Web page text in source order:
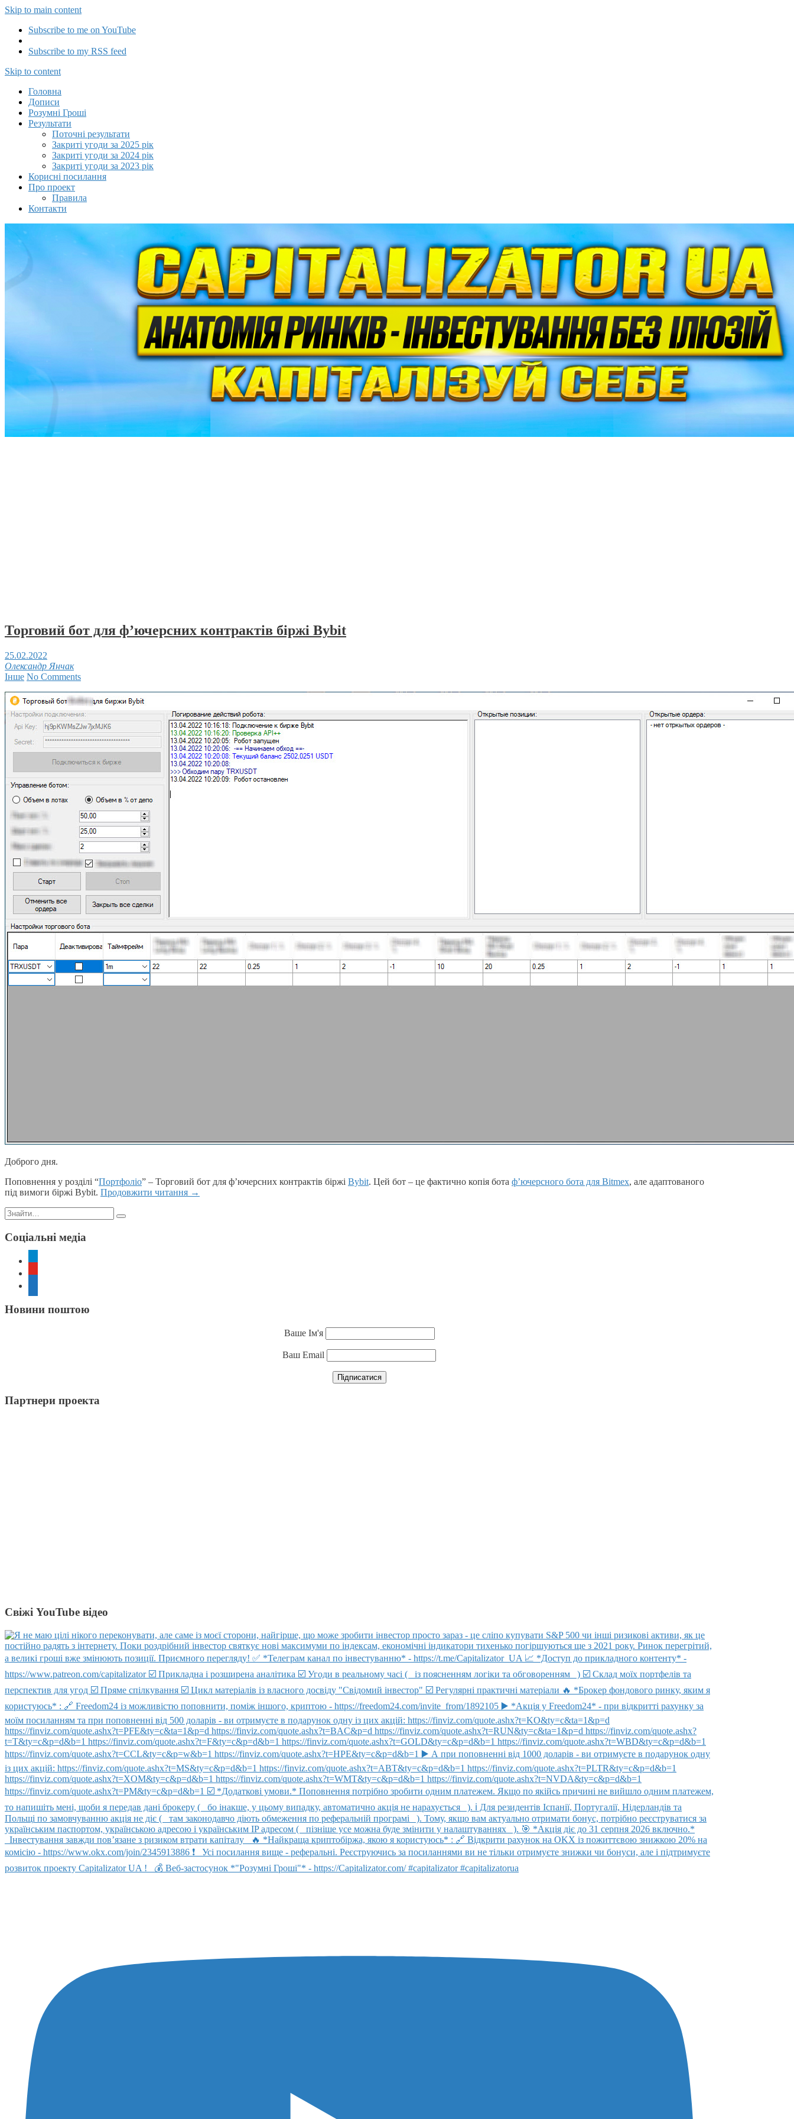
Skip to main content
Subscribe to me on YouTube
Subscribe to my RSS feed
Capitalizator UA
Skip to content
Головна
Дописи
Розумні Гроші
Результати
Поточні результати
Закриті угоди за 2025 рік
Закриті угоди за 2024 рік
Закриті угоди за 2023 рік
Корисні посилання
Про проект
Правила
Контакти
Торговий бот для ф’ючерсних контрактів біржі Bybit
25.02.2022
Олександр Янчак
Інше No Comments
Доброго дня.
Поповнення у розділі “Портфоліо” – Торговий бот для ф’ючерсних контрактів біржі Bybit. Цей бот – це фактично копія бота ф’ючерсного бота для Bitmex, але адаптованого
під вимоги біржі Bybit. Продовжити читання →
Пошук:
Соціальні медіа
Новини поштою
Ваше Ім'я
Ваш Email
Партнери проекта
Свіжі YouTube відео